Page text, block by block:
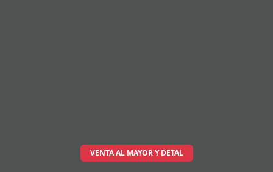
VENTA AL MAYOR Y DETAL